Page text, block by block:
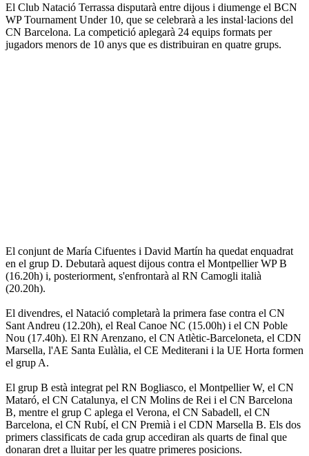
El Club Natació Terrassa disputarà entre dijous i diumenge el BCN
WP Tournament Under 10, que se celebrarà a les instal·lacions del
CN Barcelona. La competició aplegarà 24 equips formats per
jugadors menors de 10 anys que es distribuiran en quatre grups.
El conjunt de María Cifuentes i David Martín ha quedat enquadrat
en el grup D. Debutarà aquest dijous contra el Montpellier WP B
(16.20h) i, posteriorment, s'enfrontarà al RN Camogli italià
(20.20h).
El divendres, el Natació completarà la primera fase contra el CN
Sant Andreu (12.20h), el Real Canoe NC (15.00h) i el CN Poble
Nou (17.40h). El RN Arenzano, el CN Atlètic-Barceloneta, el CDN
Marsella, l'AE Santa Eulàlia, el CE Mediterani i la UE Horta formen
el grup A.
El grup B està integrat pel RN Bogliasco, el Montpellier W, el CN
Mataró, el CN Catalunya, el CN Molins de Rei i el CN Barcelona
B, mentre el grup C aplega el Verona, el CN Sabadell, el CN
Barcelona, el CN Rubí, el CN Premià i el CDN Marsella B. Els dos
primers classificats de cada grup accediran als quarts de final que
donaran dret a lluitar per les quatre primeres posicions.